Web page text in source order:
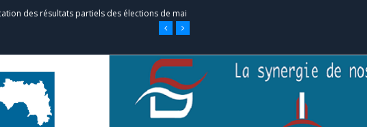
des résultats partiels des élections de mai
active un centre d’appel, joignable au 105, ouvert